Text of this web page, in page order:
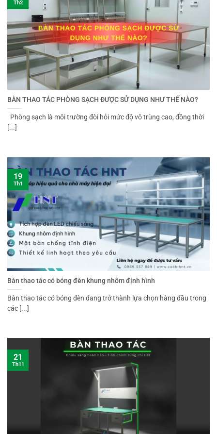
BÀN THAO TÁC PHÒNG SẠCH ĐƯỢC SỬ DỤNG NHƯ THẾ NÀO?
Phòng sạch là môi trường đòi hỏi mức độ vô trùng cao, đồng thời
[...]
Th2
Bàn thao tác có bóng đèn khung nhôm định hình
Bàn thao tác có bóng đèn đang trở thành lựa chọn hàng đầu trong
các [...]
19
Th1
21
Th11